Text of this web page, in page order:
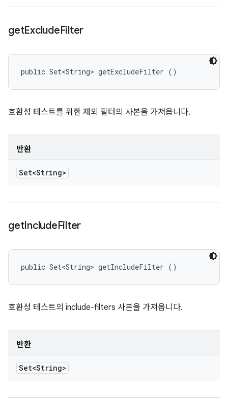
getExcludeFilter
public Set<String> getExcludeFilter ()
호환성 테스트를 위한 제외 필터의 사본을 가져옵니다.
반환
Set<String>
getIncludeFilter
public Set<String> getIncludeFilter ()
호환성 테스트의 include-filters 사본을 가져옵니다.
반환
Set<String>